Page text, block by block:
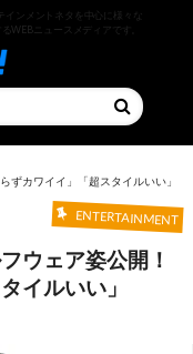
ンメントネタを中心に様々な
WEBニュースメディアです。
ずカワイイ」「超スタイルいい」
ENTERTAINMENT
ウェア姿公開！
イルいい」